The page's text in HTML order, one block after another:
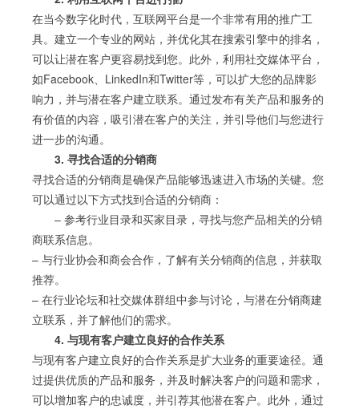
在当今数字化时代，互联网平台是一个非常有用的推广工
具。建立一个专业的网站，并优化其在搜索引擎中的排名，
可以让潜在客户更容易找到您。此外，利用社交媒体平台，
如Facebook、LinkedIn和Twitter等，可以扩大您的品牌影
响力，并与潜在客户建立联系。通过发布有关产品和服务的
有价值的内容，吸引潜在客户的关注，并引导他们与您进行
进一步的沟通。
3. 寻找合适的分销商
寻找合适的分销商是确保产品能够迅速进入市场的关键。您
可以通过以下方式找到合适的分销商：
– 参考行业目录和买家目录，寻找与您产品相关的分销
商联系信息。
– 与行业协会和商会合作，了解有关分销商的信息，并获取
推荐。
– 在行业论坛和社交媒体群组中参与讨论，与潜在分销商建
立联系，并了解他们的需求。
4. 与现有客户建立良好的合作关系
与现有客户建立良好的合作关系是扩大业务的重要途径。通
过提供优质的产品和服务，并及时解决客户的问题和需求，
可以增加客户的忠诚度，并引荐其他潜在客户。此外，通过